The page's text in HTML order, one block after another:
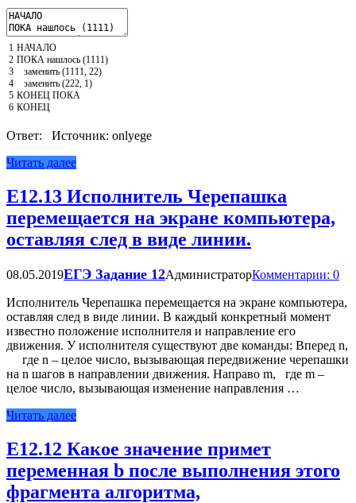
1
2
3
4
5
6
НАЧАЛО
ПОКА нашлось (1111)
заменить (1111, 22)
заменить (222, 1)
КОНЕЦ ПОКА
КОНЕЦ
Ответ: Источник: onlyege
Читать далее
Е12.13 Исполнитель Черепашка
перемещается на экране компьютера,
оставляя след в виде линии.
08.05.2019ЕГЭ Задание 12АдминистраторКомментарии: 0
Исполнитель Черепашка перемещается на экране компьютера,
оставляя след в виде линии. В каждый конкретный момент
известно положение исполнителя и направление его
движения. У исполнителя существуют две команды: Вперед n,
где n – целое число, вызывающая передвижение черепашки
на n шагов в направлении движения. Направо m, где m –
целое число, вызывающая изменение направления …
Читать далее
Е12.12 Какое значение примет
переменная b после выполнения этого
фрагмента алгоритма,